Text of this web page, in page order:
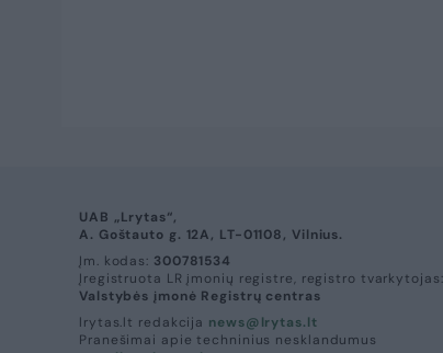
UAB „Lrytas“,
A. Goštauto g. 12A, LT-01108, Vilnius.
Įm. kodas: 300781534
Įregistruota LR įmonių registre, registro tvarkytojas:
Valstybės įmonė Registrų centras
lrytas.lt redakcija news@lrytas.lt
Pranešimai apie techninius nesklandumus